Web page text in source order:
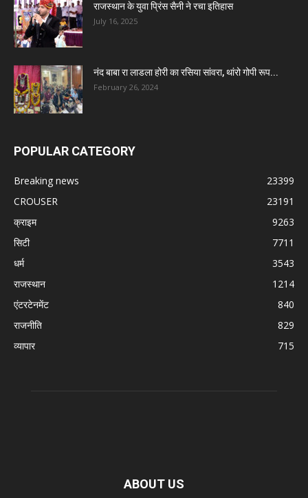
राजस्थान के युवा प्रिंस सैनी ने रचा इतिहास
July 16, 2025
नंद बाबा रा लाडला होरी का रसिया सांवरा, थांरो गोपी रूप...
February 26, 2024
POPULAR CATEGORY
Breaking news
23399
CROUSER
23191
क्राइम
9263
सिटी
7711
धर्म
3543
राजस्थान
1214
एंटरटेनमेंट
840
राजनीति
829
व्यापार
715
ABOUT US